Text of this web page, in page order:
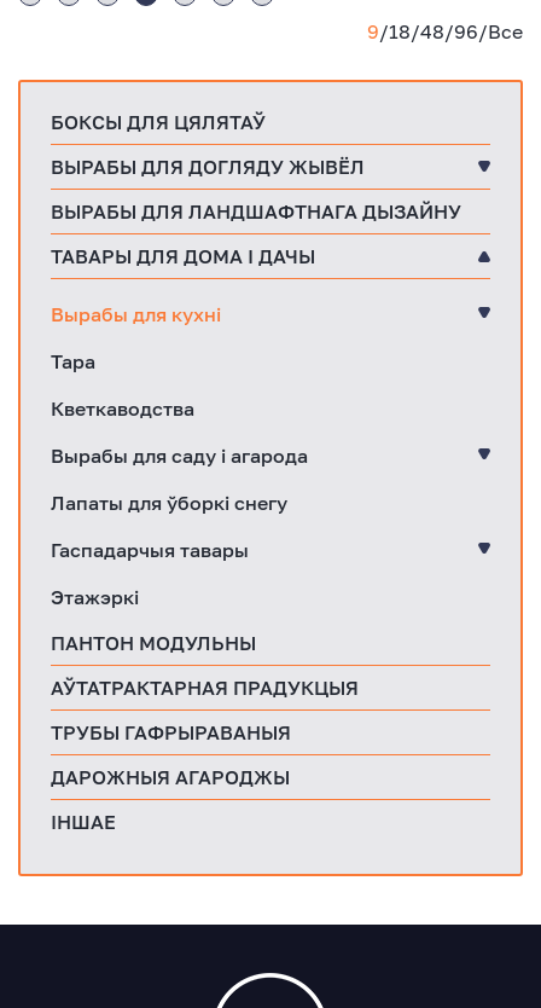
9/18/48/96/Все
БОКСЫ ДЛЯ ЦЯЛЯТАЎ
ВЫРАБЫ ДЛЯ ДОГЛЯДУ ЖЫВЁЛ
ВЫРАБЫ ДЛЯ ЛАНДШАФТНАГА ДЫЗАЙНУ
ТАВАРЫ ДЛЯ ДОМА І ДАЧЫ
Вырабы для кухні
Тара
Кветкаводства
Вырабы для саду і агарода
Лапаты для ўборкі снегу
Гаспадарчыя тавары
Этажэркі
ПАНТОН МОДУЛЬНЫ
АЎТАТРАКТАРНАЯ ПРАДУКЦЫЯ
ТРУБЫ ГАФРЫРАВАНЫЯ
ДАРОЖНЫЯ АГАРОДЖЫ
ІНШАЕ